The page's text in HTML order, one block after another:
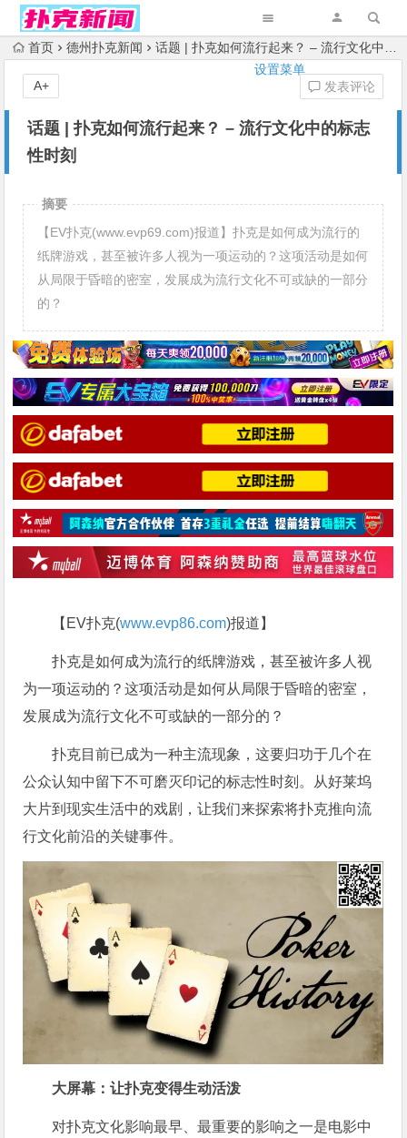
设置菜单
首页 德州扑克新闻 话题 | 扑克如何流行起来？ – 流行文化中的标志性时刻
话题 | 扑克如何流行起来？ – 流行文化中的标志
性时刻
发表评论
A+
摘要
【EV扑克(www.evp69.com)报道】扑克是如何成为流行的
纸牌游戏，甚至被许多人视为一项运动的？这项活动是如何
从局限于昏暗的密室，发展成为流行文化不可或缺的一部分
的？
【EV扑克(www.evp86.com)报道】
扑克是如何成为流行的纸牌游戏，甚至被许多人视
为一项运动的？这项活动是如何从局限于昏暗的密室，
发展成为流行文化不可或缺的一部分的？
扑克目前已成为一种主流现象，这要归功于几个在
公众认知中留下不可磨灭印记的标志性时刻。从好莱坞
大片到现实生活中的戏剧，让我们来探索将扑克推向流
行文化前沿的关键事件。
大屏幕：让扑克变得生动活泼
对扑克文化影响最早、最重要的影响之一是电影中